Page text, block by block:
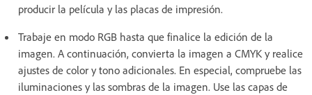
producir la película y las placas de impresión.
Trabaje en modo RGB hasta que finalice la edición de la
imagen. A continuación, convierta la imagen a CMYK y realice
ajustes de color y tono adicionales. En especial, compruebe las
iluminaciones y las sombras de la imagen. Use las capas de